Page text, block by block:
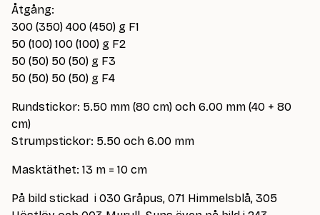
Åtgång:
300 (350) 400 (450) g F1
50 (100) 100 (100) g F2
50 (50) 50 (50) g F3
50 (50) 50 (50) g F4
Rundstickor: 5.50 mm (80 cm) och 6.00 mm (40 + 80
cm)
Strumpstickor: 5.50 och 6.00 mm
Masktäthet: 13 m = 10 cm
På bild stickad i 030 Gråpus, 071 Himmelsblå, 305